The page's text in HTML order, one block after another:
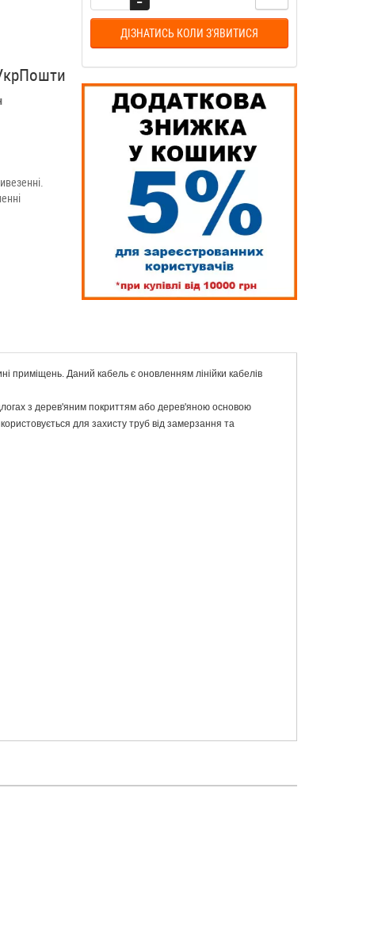
ДІЗНАТИСЬ КОЛИ З'ЯВИТИСЯ
приміщень. Даний кабель є оновленням лінійки кабелів
з дерев'яним покриттям або дерев'яною основою
для захисту труб від замерзання та